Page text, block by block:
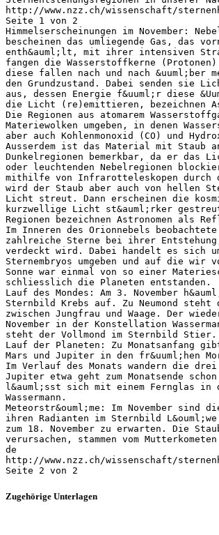
http://www.nzz.ch/wissenschaft/
Seite 1 von 2
Himmelserscheinungen im November:
bescheinen das umliegende Gas, das
enth&auml;lt, mit ihrer intensiven
fangen die Wasserstoffkerne
diese fallen nach und nach &uuml;ber
den Grundzustand. Dabei senden sie
aus, dessen Energie f&uuml;r diese
die Licht (re)emittieren, bezeichnen
Die Regionen aus atomarem
Materiewolken umgeben, in denen
aber auch Kohlenmonoxid (CO) und
Ausserdem ist das Material mit Staub
Dunkelregionen bemerkbar, da er das
oder leuchtenden Nebelregionen
mithilfe von Infrarotteleskopen durch
wird der Staub aber auch von hellen
Licht streut. Dann erscheinen die
kurzwellige Licht st&auml;rker
Regionen bezeichnen Astronomen als
Im Inneren des Orionnebels
zahlreiche Sterne bei ihrer
verdeckt wird. Dabei handelt es sich
Sternembryos umgeben und auf die
Sonne war einmal von so einer
schliesslich die Planeten entstanden.
Lauf des Mondes: Am 3. November
Sternbild Krebs auf. Zu Neumond steht
zwischen Jungfrau und Waage. Der
November in der Konstellation
steht der Vollmond im Sternbild Stier.
Lauf der Planeten: Zu Monatsanfang
Mars und Jupiter in den fr&uuml;hen
Im Verlauf des Monats wandern die
Jupiter etwa geht zum Monatsende
l&auml;sst sich mit einem Fernglas in
Wassermann.
Meteorstr&ouml;me: Im November sind
ihren Radianten im Sternbild
zum 18. November zu erwarten. Die
verursachen, stammen vom
de
http://www.nzz.ch/wissenschaft/
Zugehörige Unterlagen